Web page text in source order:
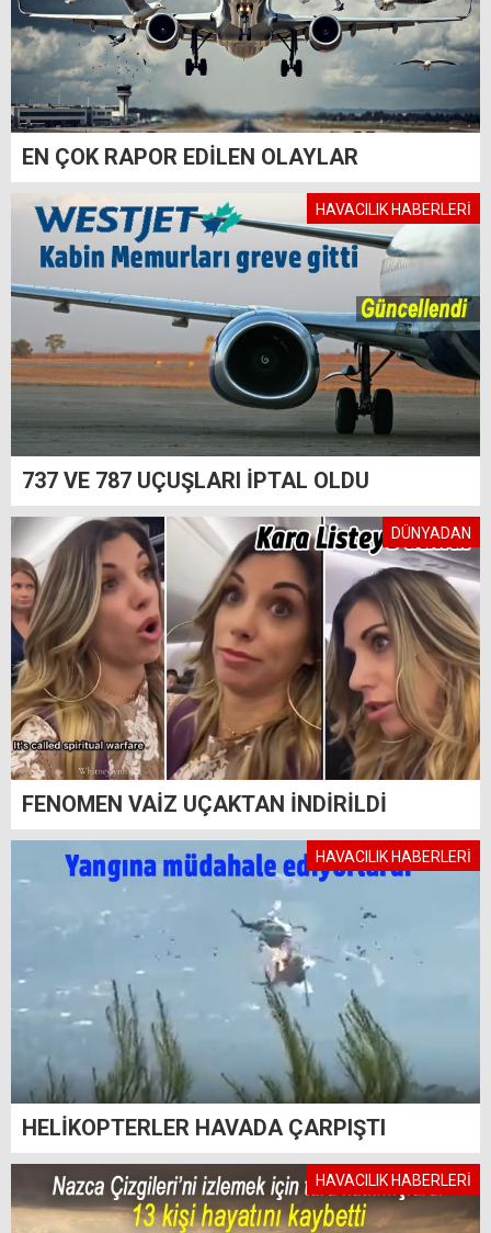
EN ÇOK RAPOR EDİLEN OLAYLAR
HAVACILIK HABERLERİ
737 VE 787 UÇUŞLARI İPTAL OLDU
DÜNYADAN
FENOMEN VAİZ UÇAKTAN İNDİRİLDİ
HAVACILIK HABERLERİ
HELİKOPTERLER HAVADA ÇARPIŞTI
HAVACILIK HABERLERİ